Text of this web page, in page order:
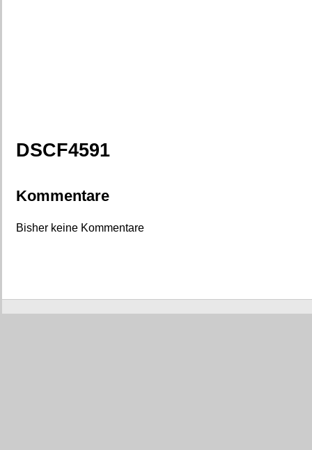
DSCF4591
Kommentare
Bisher keine Kommentare